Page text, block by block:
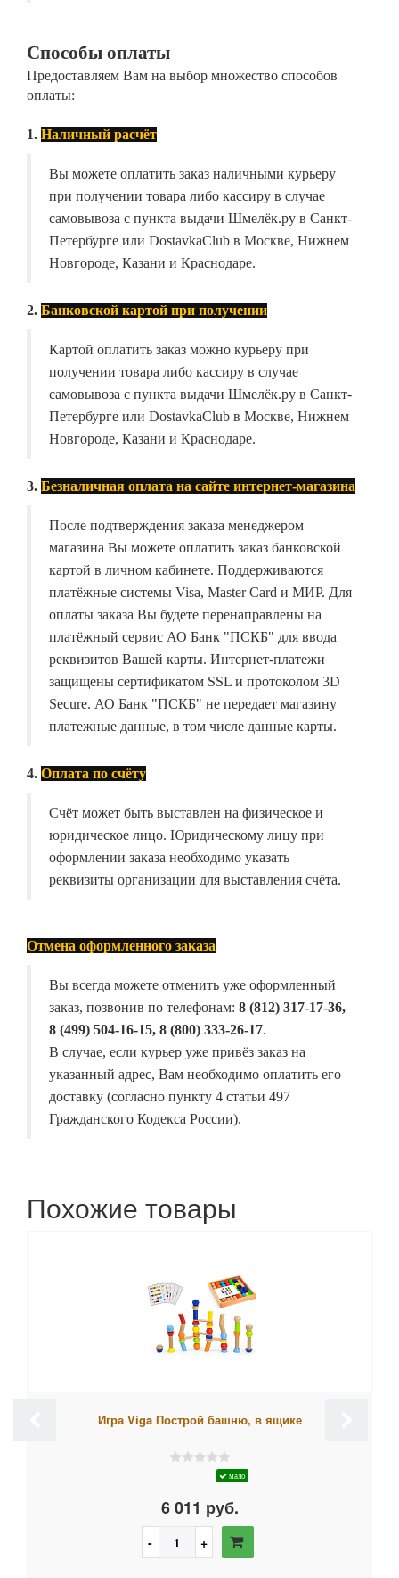
Способы оплаты
Предоставляем Вам на выбор множество способов
оплаты:
1. Наличный расчёт
Вы можете оплатить заказ наличными курьеру
при получении товара либо кассиру в случае
самовывоза с пункта выдачи Шмелёк.ру в Санкт-
Петербурге или DostavkaClub в Москве, Нижнем
Новгороде, Казани и Краснодаре.
2. Банковской картой при получении
Картой оплатить заказ можно курьеру при
получении товара либо кассиру в случае
самовывоза с пункта выдачи Шмелёк.ру в Санкт-
Петербурге или DostavkaClub в Москве, Нижнем
Новгороде, Казани и Краснодаре.
3. Безналичная оплата на сайте интернет-магазина
После подтверждения заказа менеджером
магазина Вы можете оплатить заказ банковской
картой в личном кабинете. Поддерживаются
платёжные системы Visa, Master Card и МИР. Для
оплаты заказа Вы будете перенаправлены на
платёжный сервис АО Банк "ПСКБ" для ввода
реквизитов Вашей карты. Интернет-платежи
защищены сертификатом SSL и протоколом 3D
Secure. АО Банк "ПСКБ" не передает магазину
платежные данные, в том числе данные карты.
4. Оплата по счёту
Счёт может быть выставлен на физическое и
юридическое лицо. Юридическому лицу при
оформлении заказа необходимо указать
реквизиты организации для выставления счёта.
Отмена оформленного заказа
Вы всегда можете отменить уже оформленный
заказ, позвонив по телефонам: 8 (812) 317-17-36,
8 (499) 504-16-15, 8 (800) 333-26-17.
В случае, если курьер уже привёз заказ на
указанный адрес, Вам необходимо оплатить его
доставку (согласно пункту 4 статьи 497
Гражданского Кодекса России).
Похожие товары
Игра Viga Построй башню, в ящике
мало
6 011 руб.